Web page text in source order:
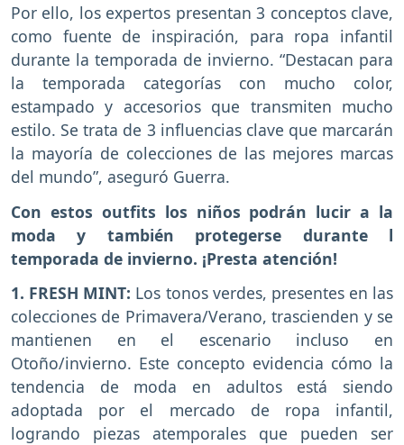
Por ello, los expertos presentan 3 conceptos clave,
como fuente de inspiración, para ropa infantil
durante la temporada de invierno. “Destacan para
la temporada categorías con mucho color,
estampado y accesorios que transmiten mucho
estilo. Se trata de 3 influencias clave que marcarán
la mayoría de colecciones de las mejores marcas
del mundo”, aseguró Guerra.
Con estos outfits los niños podrán lucir a la
moda y también protegerse durante l
temporada de invierno. ¡Presta atención!
1. FRESH MINT: Los tonos verdes, presentes en las
colecciones de Primavera/Verano, trascienden y se
mantienen en el escenario incluso en
Otoño/invierno. Este concepto evidencia cómo la
tendencia de moda en adultos está siendo
adoptada por el mercado de ropa infantil,
logrando piezas atemporales que pueden ser